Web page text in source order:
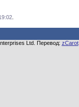
.
Ltd. Перевод: zCarot.